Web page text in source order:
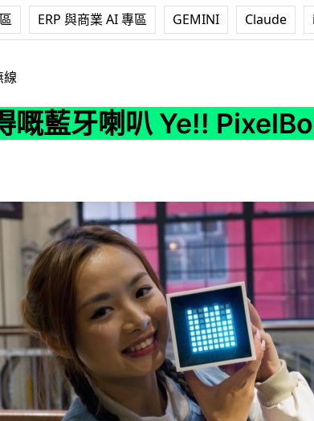
ERP 與商業 AI 專區 GEMINI Claude
線
嘅藍牙喇叭 Ye!!